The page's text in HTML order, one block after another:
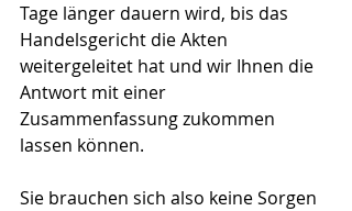
Tage länger dauern wird, bis das
Handelsgericht die Akten
weitergeleitet hat und wir Ihnen die
Antwort mit einer
Zusammenfassung zukommen
lassen können.
Sie brauchen sich also keine Sorgen